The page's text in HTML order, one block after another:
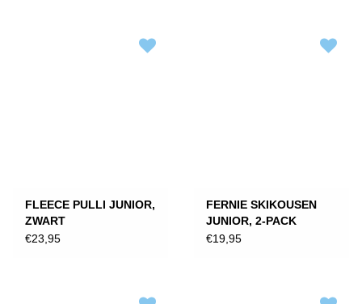
FLEECE PULLI JUNIOR,
ZWART
€23,95
FERNIE SKIKOUSEN
JUNIOR, 2-PACK
€19,95